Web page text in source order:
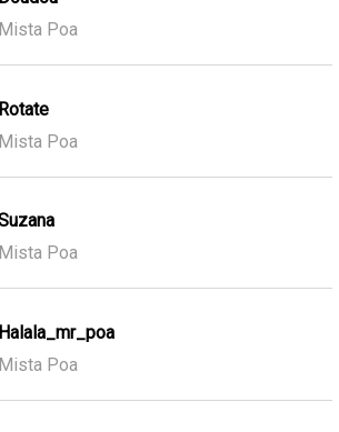
Mista Poa
Rotate
Mista Poa
Mista Poa
Halala_mr_poa
Mista Poa